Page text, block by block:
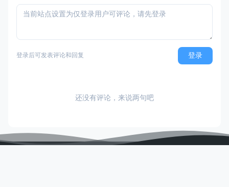
登录后可发表评论和回复 登录
还没有评论，来说两句吧